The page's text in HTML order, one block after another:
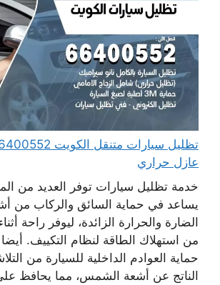
عازل حراري
خدمة تظليل سيارات توفر العديد من
يساعد في حماية السائق والركاب من
الضارة والحرارة الزائدة، ليوفر راحة
من استهلاك الطاقة لنظام التكييف.
حماية العوادم الداخلية للسيارة من
الناتج عن أشعة الشمس، مما يحافظ